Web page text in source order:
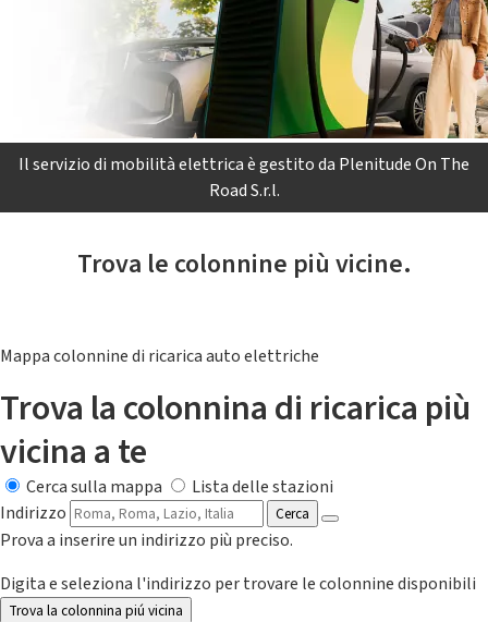
Il servizio di mobilità elettrica è gestito da Plenitude On The
Road S.r.l.
Trova le colonnine più vicine.
Mappa colonnine di ricarica auto elettriche
Trova la colonnina di ricarica più
vicina a te
Cerca sulla mappa
Lista delle stazioni
Indirizzo
Cerca
Prova a inserire un indirizzo più preciso.
Digita e seleziona l'indirizzo per trovare le colonnine disponibili
Trova la colonnina piú vicina